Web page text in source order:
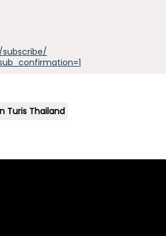
Turis Thailand